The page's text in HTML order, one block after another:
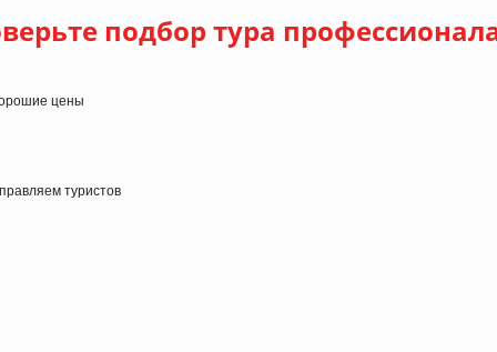
подбор тура
цены
туристов